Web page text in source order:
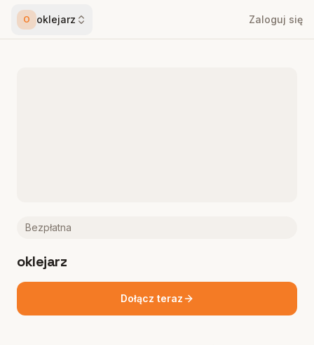
O oklejarz Zaloguj się
Bezpłatna
oklejarz
Dołącz teraz